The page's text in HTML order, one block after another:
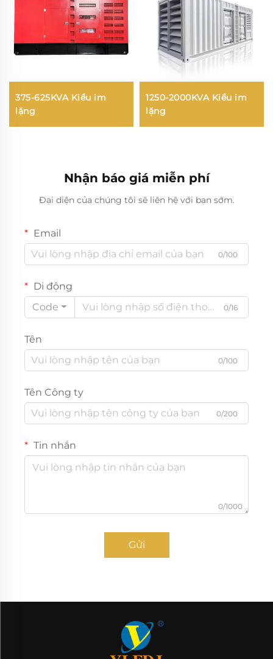
375-625KVA Kiểu im
lặng
1250-2000KVA Kiểu im
lặng
Nhận báo giá miễn phí
Đại diện của chúng tôi sẽ liên hệ với bạn sớm.
Email
0/100
Di động
Code
0/16
Tên
0/100
Tên Công ty
0/200
Tin nhắn
0/1000
Gửi